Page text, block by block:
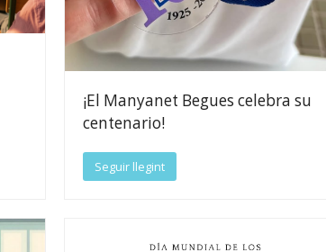
¡El Manyanet Begues celebra su
centenario!
Seguir llegint